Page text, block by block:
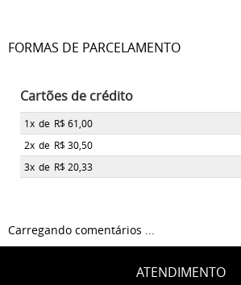
FORMAS DE PARCELAMENTO
Cartões de crédito
1x de R$ 61,00
2x de R$ 30,50
3x de R$ 20,33
Carregando comentários ...
ATENDIMENTO